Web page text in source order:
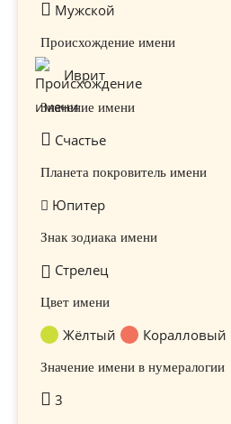
Мужской
Происхождение имени
Иврит
Значение имени
Счастье
Планета покровитель имени
Юпитер
Знак зодиака имени
Стрелец
Цвет имени
Жёлтый Коралловый
Значение имени в нумералогии
3